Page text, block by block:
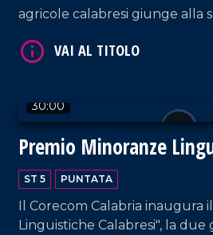
agricole calabresi giunge alla
30:00
Premio Minoranze
Calabresi
ST 5 PUNTATA
Il Corecom Calabria inaugura
Linguistiche Calabresi", la due
VAI AL TITOLO